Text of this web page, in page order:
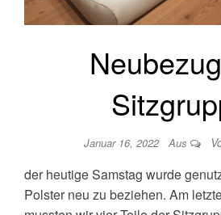
Januar 16, 2022 Aus
der heutige Samstag wurde
Polster neu zu beziehen. Am